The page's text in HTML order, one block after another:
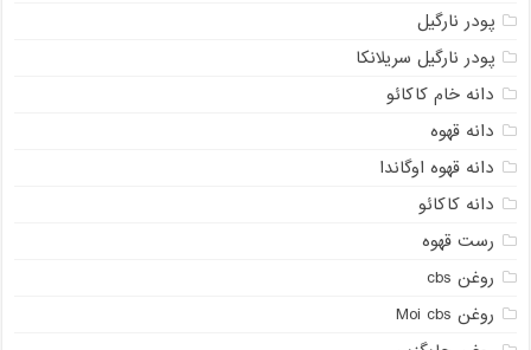
پودر نارگیل
پودر نارگیل سریلانکا
دانه خام کاکائو
دانه قهوه
دانه قهوه اوگاندا
دانه کاکائو
رست قهوه
روغن cbs
روغن Moi cbs